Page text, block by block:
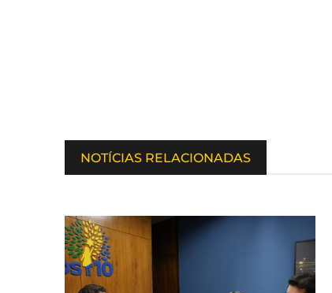
NOTÍCIAS RELACIONADAS